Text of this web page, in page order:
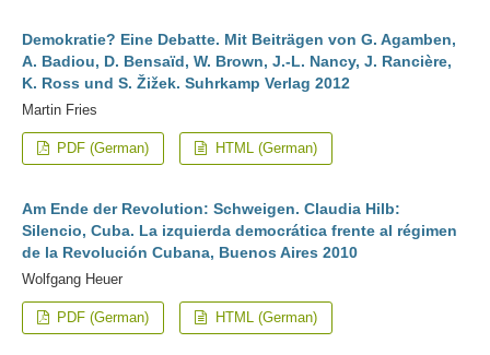
Demokratie? Eine Debatte. Mit Beiträgen von G. Agamben,
A. Badiou, D. Bensaïd, W. Brown, J.-L. Nancy, J. Rancière,
K. Ross und S. Žižek. Suhrkamp Verlag 2012
Martin Fries
PDF (German) HTML (German)
Am Ende der Revolution: Schweigen. Claudia Hilb:
Silencio, Cuba. La izquierda democrática frente al régimen
de la Revolución Cubana, Buenos Aires 2010
Wolfgang Heuer
PDF (German) HTML (German)